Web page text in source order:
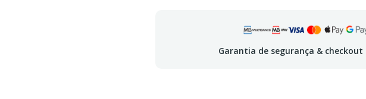
Garantia de segurança & checkout